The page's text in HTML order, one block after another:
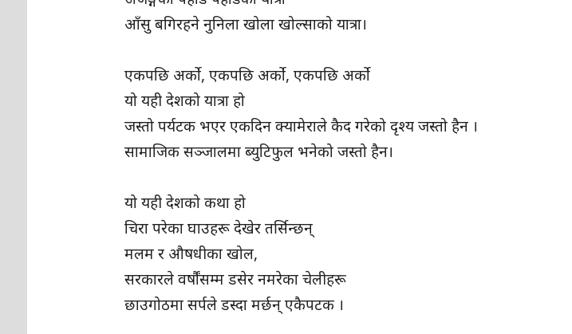
‎आँसु बगिरहने नुनिला खोला खोल्साको यात्रा।
एकपछि अर्को, एकपछि अर्को, एकपछि अर्को
‎यो यही देशको यात्रा हो
‎जस्तो पर्यटक भएर एकदिन क्यामेराले कैद गरेको दृश्य जस्तो हैन ।
‎सामाजिक सञ्जालमा ब्युटिफुल भनेको जस्तो हैन।
‎यो यही देशको कथा हो
‎चिरा परेका घाउहरू देखेर तर्सिन्छन्
‎मलम र औषधीका खोल,
‎सरकारले वर्षौंसम्म डसेर नमरेका चेलीहरू
‎छाउगोठमा सर्पले डस्दा मर्छन् एकैपटक ।